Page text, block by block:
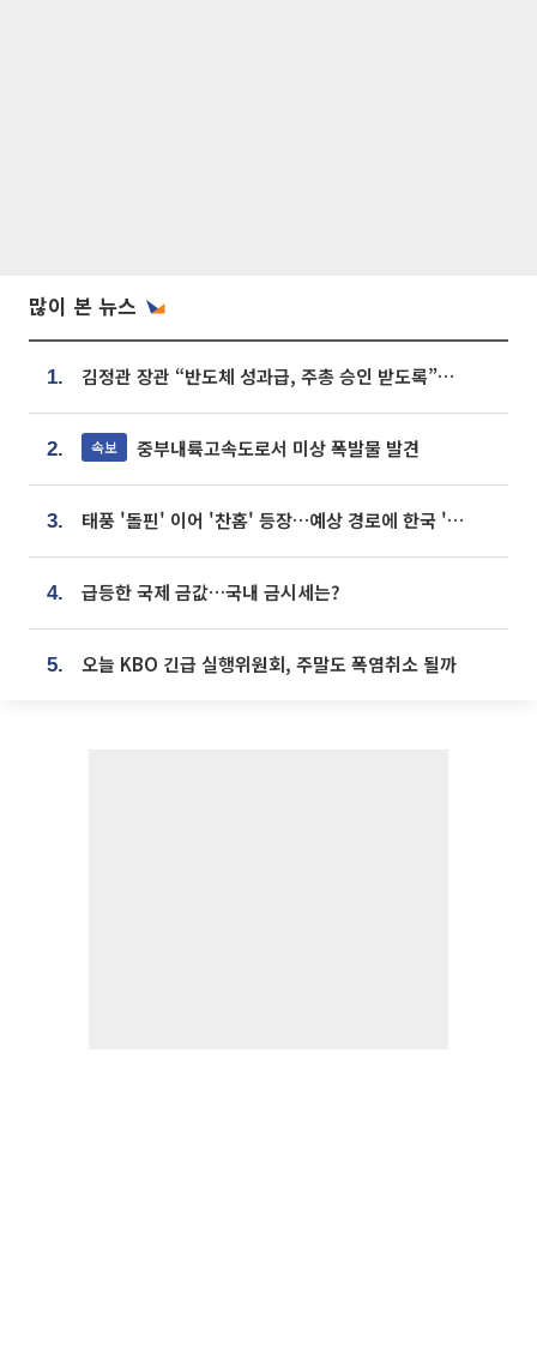
많이 본 뉴스
1. 김정관 장관 “반도체 성과급, 주총 승인 받도록”…상법·자본시장법 개정 시사
2. 속보 중부내륙고속도로서 미상 폭발물 발견
3. 태풍 '돌핀' 이어 '찬홈' 등장…예상 경로에 한국 '한숨'
4. 급등한 국제 금값…국내 금시세는?
5. 오늘 KBO 긴급 실행위원회, 주말도 폭염취소 될까